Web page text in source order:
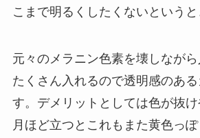
こまで明るくしたくないというと
元々のメラニン色素を壊しなが
たくさん入れるので透明感のあ
す。デメリットとしては色が抜
月ほど立つとこれもまた黄色っぽ